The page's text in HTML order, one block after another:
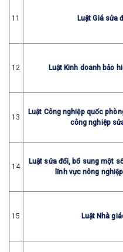
11 Luật Giá sửa
12 Luật Kinh doanh bảo
13
Luật Công nghiệp quốc
công nghiệp
14
Luật sửa đổi, bổ sung một
lĩnh vực nông
15 Luật Nhà